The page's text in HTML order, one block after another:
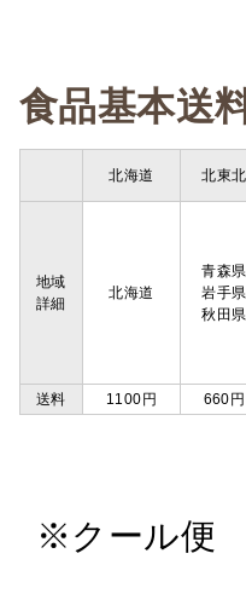
食品基
北海道 北東北
地域
詳細
北海道
青森県
岩手県
秋田県
送料
1100円 660円
※クール便